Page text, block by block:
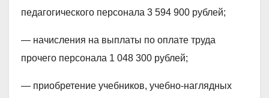
педагогического персонала 3 594 900 рублей;
— начисления на выплаты по оплате труда
прочего персонала 1 048 300 рублей;
— приобретение учебников, учебно-наглядных